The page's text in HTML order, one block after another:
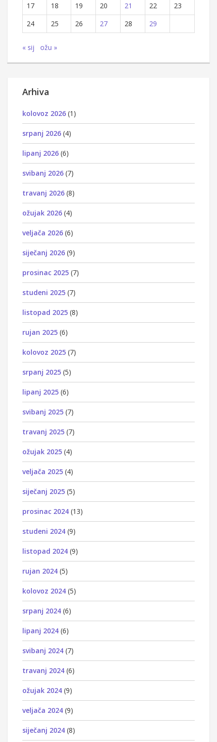
17
18 19 20 21 22
23
24
25 26 27 28 29
« sij ožu »
Arhiva
kolovoz 2026 (1)
srpanj 2026 (4)
lipanj 2026 (6)
svibanj 2026 (7)
travanj 2026 (8)
ožujak 2026 (4)
veljača 2026 (6)
siječanj 2026 (9)
prosinac 2025 (7)
studeni 2025 (7)
listopad 2025 (8)
rujan 2025 (6)
kolovoz 2025 (7)
srpanj 2025 (5)
lipanj 2025 (6)
svibanj 2025 (7)
travanj 2025 (7)
ožujak 2025 (4)
veljača 2025 (4)
siječanj 2025 (5)
prosinac 2024 (13)
studeni 2024 (9)
listopad 2024 (9)
rujan 2024 (5)
kolovoz 2024 (5)
srpanj 2024 (6)
lipanj 2024 (6)
svibanj 2024 (7)
travanj 2024 (6)
ožujak 2024 (9)
veljača 2024 (9)
siječanj 2024 (8)